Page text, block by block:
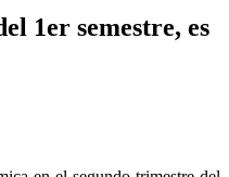
1er semestre, es